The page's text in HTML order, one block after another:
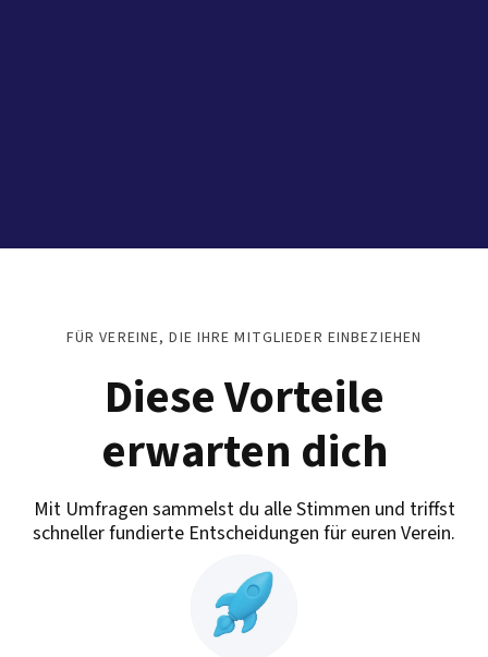
FÜR VEREINE, DIE IHRE MITGLIEDER EINBEZIEHEN
Diese Vorteile
erwarten dich
Mit Umfragen sammelst du alle Stimmen und triffst
schneller fundierte Entscheidungen für euren Verein.